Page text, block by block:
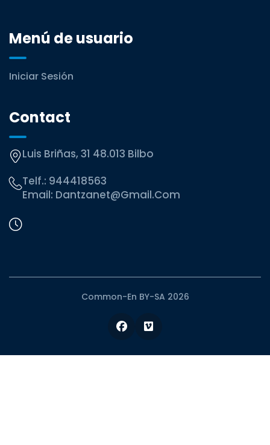
Menú de usuario
Iniciar Sesión
Contact
Luis Briñas, 31 48.013 Bilbo
Telf.: 944418563
Email: Dantzanet@gmail.com
Common-En BY-SA 2026
Facebook
Vimeo